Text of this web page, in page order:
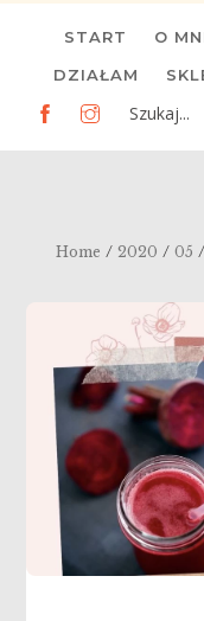
content
START O
DZIAŁAM
Home / 2020 / 05 /